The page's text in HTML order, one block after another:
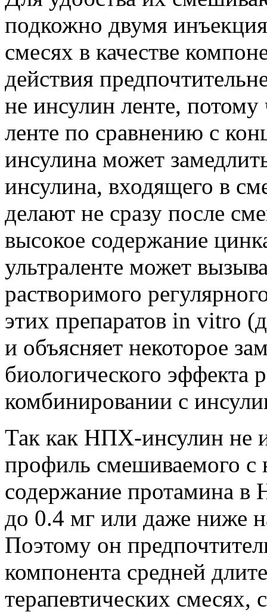
подкожно двумя
смесях в качестве
действия
не инсулин ленте,
ленте по сравнению с
инсулина может
инсулина, входящего в
делают не сразу после
высокое содержание
ультраленте может
растворимого
этих препаратов in vitro
и объясняет некоторое
биологического эффекта
комбинировании с
Так как НПХ-инсулин не
профиль смешиваемого с
содержание протамина
до 0.4 мг или даже ниже
Поэтому он
компонента средней
терапевтических